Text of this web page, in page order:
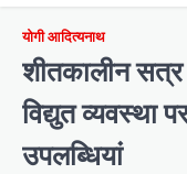
योगी आदित्यनाथ
शीतकालीन
विद्युत व्यवस्था
उपलब्धियां